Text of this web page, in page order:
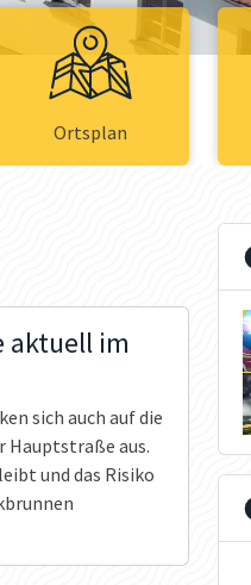
Ortsplan
aktuell im
sich auch auf die
Hauptstraße aus.
und das Risiko